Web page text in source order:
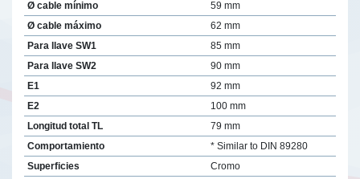
Ø cable mínimo
59 mm
Ø cable máximo
62 mm
Para llave SW1
85 mm
Para llave SW2
90 mm
E1
92 mm
E2
100 mm
Longitud total TL
79 mm
Comportamiento
* Similar to DIN 89280
Superficies
Cromo